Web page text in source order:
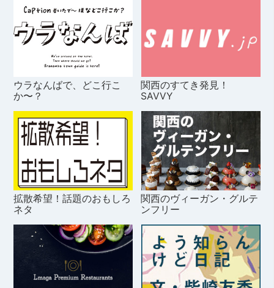
ウラなんばで、どこ行こ
か〜？
関西のすてき発見！
SAVVY
拡散希望！話題のおもしろ
ネタ
関西のヴィーガン・グルテ
ンフリー